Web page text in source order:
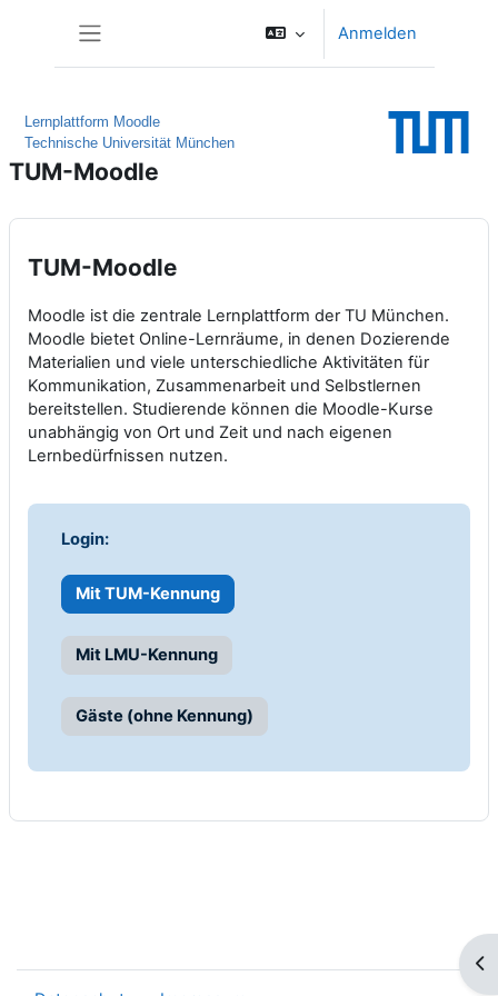
Anmelden
Lernplattform Moodle
Technische Universität München
TUM-Moodle
TUM-Moodle
Moodle ist die zentrale Lernplattform der TU München.
Moodle bietet Online-Lernräume, in denen Dozierende
Materialien und viele unterschiedliche Aktivitäten für
Kommunikation, Zusammenarbeit und Selbstlernen
bereitstellen. Studierende können die Moodle-Kurse
unabhängig von Ort und Zeit und nach eigenen
Lernbedürfnissen nutzen.
Login:
Mit TUM-Kennung
Mit LMU-Kennung
Gäste (ohne Kennung)